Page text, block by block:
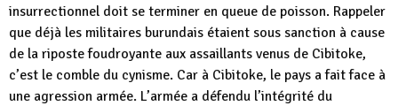
insurrectionnel doit se terminer en queue de poisson. Rappeler
que déjà les militaires burundais étaient sous sanction à cause
de la riposte foudroyante aux assaillants venus de Cibitoke,
c’est le comble du cynisme. Car à Cibitoke, le pays a fait face à
une agression armée. L’armée a défendu l’intégrité du